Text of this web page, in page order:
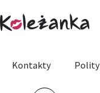
Kontakty